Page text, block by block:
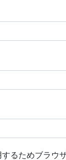
るためブラウ